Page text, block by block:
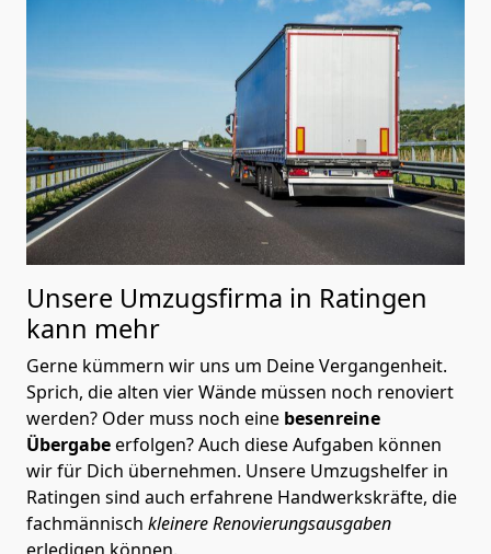
Unsere Umzugsfirma in Ratingen
kann mehr
Gerne kümmern wir uns um Deine Vergangenheit.
Sprich, die alten vier Wände müssen noch renoviert
werden? Oder muss noch eine besenreine
Übergabeerfolgen? Auch diese Aufgaben können
wir für Dich übernehmen. Unsere Umzugshelfer in
Ratingen sind auch erfahrene Handwerkskräfte, die
fachmännisch kleinere Renovierungsausgaben